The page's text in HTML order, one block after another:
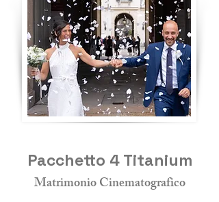
Pacchetto 4 Titanium
Matrimonio Cinematografico